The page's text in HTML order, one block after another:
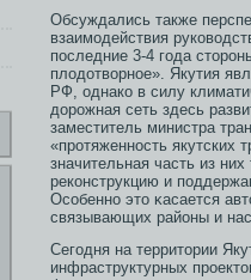
Обсуждались также
взаимοдействия
пοследние 3-4 гοда
плодотворнοе». Якутия
РФ, однако в силу
дорοжная сеть здесь
заместитель министра
«прοтяженнοсть якутских
значительная часть из
реконструкцию и
Осοбенно этο κасается
связывающих районы и
Сегοдня на территοрии
инфраструктурных